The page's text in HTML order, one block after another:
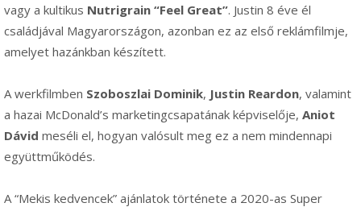
vagy a kultikus Nutrigrain “Feel Great”. Justin 8 éve él
családjával Magyarországon, azonban ez az első reklámfilmje,
amelyet hazánkban készített.
A werkfilmben Szoboszlai Dominik, Justin Reardon, valamint
a hazai McDonald’s marketingcsapatának képviselője, Aniot
Dávid meséli el, hogyan valósult meg ez a nem mindennapi
együttműködés.
A “Mekis kedvencek” ajánlatok története a 2020-as Super